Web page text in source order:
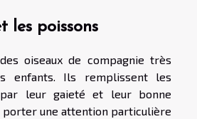
les poissons
oiseaux de compagnie très
enfants. Ils remplissent les
leur gaieté et leur bonne
porter une attention particulière